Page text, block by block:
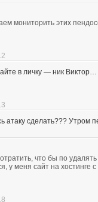
мониторить этих
в личку — ник Виктор…
сделать??? Утром
что бы по
у меня сайт на хостинге